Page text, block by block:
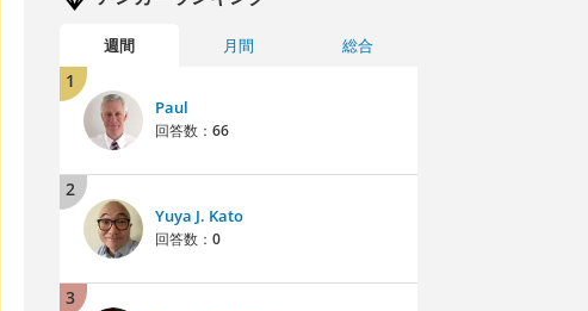
週間 月間 総合
1
Paul
回答数： 66
2
Yuya J. Kato
回答数： 0
3